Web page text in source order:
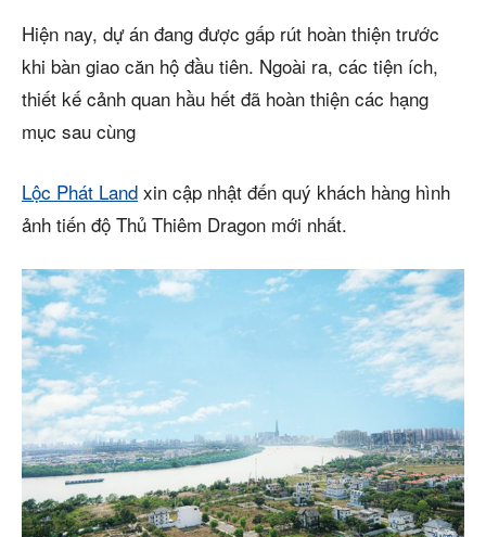
Hiện nay, dự án đang được gấp rút hoàn thiện trước
khi bàn giao căn hộ đầu tiên. Ngoài ra, các tiện ích,
thiết kế cảnh quan hầu hết đã hoàn thiện các hạng
mục sau cùng
Lộc Phát Land xin cập nhật đến quý khách hàng hình
ảnh tiến độ Thủ Thiêm Dragon mới nhất.